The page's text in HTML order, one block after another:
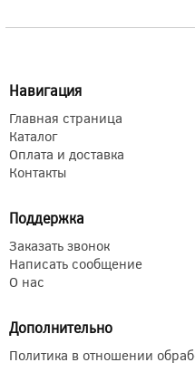
Навигация
Главная страница
Каталог
Оплата и доставка
Контакты
Поддержка
Заказать звонок
Написать сообщение
О нас
Дополнительно
Политика в отношении